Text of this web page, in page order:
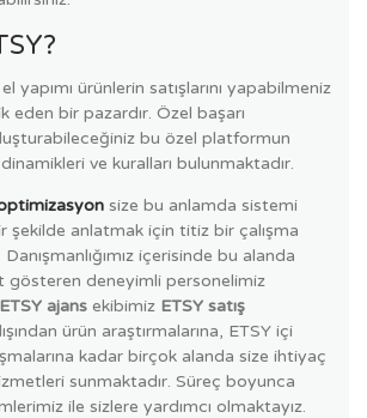
yapımı ürünlerin satışlarını yapabilmeniz
eden bir pazardır. Özel başarı
bu özel platformun
ve kuralları bulunmaktadır.
size bu anlamda sistemi
şekilde anlatmak için titiz bir çalışma
içerisinde bu alanda
gösteren deneyimli personelimiz
ETSY ajans ekibimiz ETSY satış
ürün araştırmalarına, ETSY içi
kadar birçok alanda size ihtiyaç
sunmaktadır. Süreç boyunca
ile sizlere yardımcı olmaktayız.